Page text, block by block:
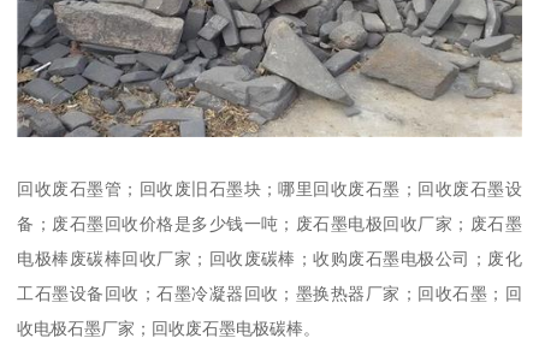
回收废石墨管；回收废旧石墨块；哪里回收废石墨；回收废石墨设
备；废石墨回收价格是多少钱一吨；废石墨电极回收厂家；废石墨
电极棒废碳棒回收厂家；回收废碳棒；收购废石墨电极公司；废化
工石墨设备回收；石墨冷凝器回收；墨换热器厂家；回收石墨；回
收电极石墨厂家；回收废石墨电极碳棒。